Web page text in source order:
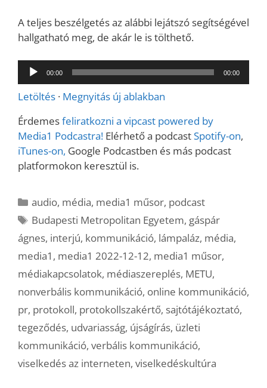
A teljes beszélgetés az alábbi lejátszó segítségével
hallgatható meg, de akár le is tölthető.
Audió
lejátszó
00:00 00:00
Letöltés · Megnyitás új ablakban
Érdemesfeliratkozni a vipcast powered by
Media1 Podcastra! Elérhető a podcastSpotify-on,
iTunes-on, Google Podcastben és más podcast
platformokon keresztül is.
Kategória
audio, média, media1 műsor, podcast
Címkék
Budapesti Metropolitan Egyetem, gáspár
ágnes, interjú, kommunikáció, lámpaláz, média,
media1 , media1 2022-12-12, media1 műsor,
médiakapcsolatok, médiaszereplés, METU,
nonverbális kommunikáció, online kommunikáció,
pr, protokoll, protokollszakértő, sajtótájékoztató,
tegeződés, udvariasság, újságírás, üzleti
kommunikáció, verbális kommunikáció,
viselkedés az interneten, viselkedéskultúra